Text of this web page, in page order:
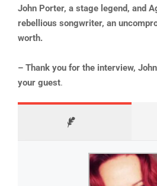
John Porter, a stage legend, and
rebellious songwriter, an
worth.
– Thank you for the interview,
your guest.